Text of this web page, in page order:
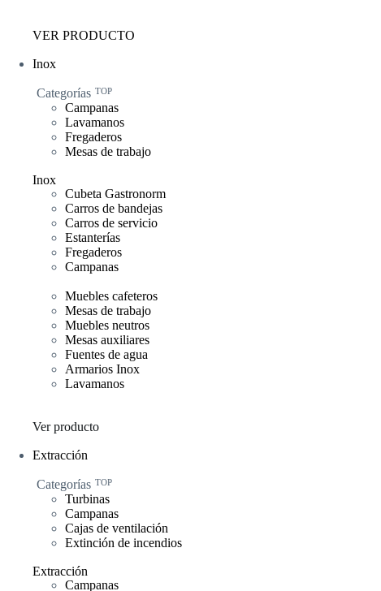
VER PRODUCTO
Inox
Categorías TOP
Campanas
Lavamanos
Fregaderos
Mesas de trabajo
Inox
Cubeta Gastronorm
Carros de bandejas
Carros de servicio
Estanterías
Fregaderos
Campanas
Muebles cafeteros
Mesas de trabajo
Muebles neutros
Mesas auxiliares
Fuentes de agua
Armarios Inox
Lavamanos
Ver producto
Extracción
Categorías TOP
Turbinas
Campanas
Cajas de ventilación
Extinción de incendios
Extracción
Campanas